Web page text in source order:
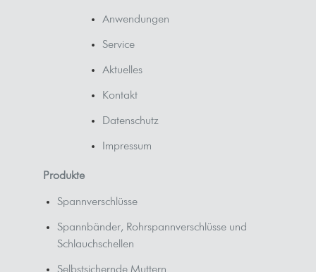
Anwendungen
Service
Aktuelles
Kontakt
Datenschutz
Impressum
Produkte
Spannverschlüsse
Spannbänder, Rohrspannverschlüsse und
Schlauchschellen
Selbstsichernde Muttern